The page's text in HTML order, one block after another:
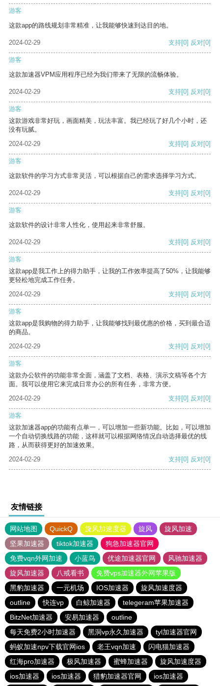
游客
这款app的路线规划非常精准，让我能够快速到达目的地。
2024-02-29 支持[0] 反对[0]
游客
这款加速器VPM应用程序已经为我们带来了无限的流畅体验。
2024-02-29 支持[0] 反对[0]
游客
这款游戏非常好玩，画面精美，玩法丰富。我已经玩了好几个小时，还
没有玩腻。
2024-02-29
支持[0] 反对[0]
游客
这款软件的学习方式非常灵活，可以根据自己的需求选择学习方式。
2024-02-29 支持[0] 反对[0]
游客
这款软件的设计非常人性化，使用起来非常舒服。
2024-02-29 支持[0] 反对[0]
游客
这款app是我工作上的得力助手，让我的工作效率提高了50%，让我能够
更轻松地完成工作任务。
2024-02-29
支持[0] 反对[0]
游客
这款app是我购物的得力助手，让我能够找到最优惠的价格，买到最合适
的商品。
2024-02-29
支持[0] 反对[0]
游客
这款办公软件的功能非常全面，涵盖了文档、表格、演示文稿等各个方
面。我可以使用它来完成日常办公的所有任务，非常方便。
2024-02-29
支持[0] 反对[0]
游客
这款加速器app的功能有点单一，可以增加一些新功能。比如，可以增加
一个自动切换线路的功能，这样就可以根据网络情况自动选择最优的线
路，从而获得更好的加速效果。
2024-02-29
支持[0] 反对[0]
友情链接
网站地图 QuickQ 旋风加速度器 旋风
旋风加速
坚果加速器
tiktok加速器
狗急加速器官网
免费vqn外网加速
小蓝鸟 优途加速器官网
风驰加速器
旋风加速器
八戒看书
免费vps加速器外网苹果版
黑豹加速器
一元机场 IOS加速器
旋风加速度器
outline
快连vp 白鲸加速器
telegeram苹果加速器
BitzNet加速器
安易加速器
outline
每天免费2小时加速器
黑洞vp永久加速器
tyl加速器官网
蚂蚁加速npv下载官网ios
老王vqn加速
闪电猫加速器
红海pro加速器
极风加速器 蜜蜂加速器
旋风加速度器
ios加速器
ios加速器 猎豹加速器官网 ios加速器